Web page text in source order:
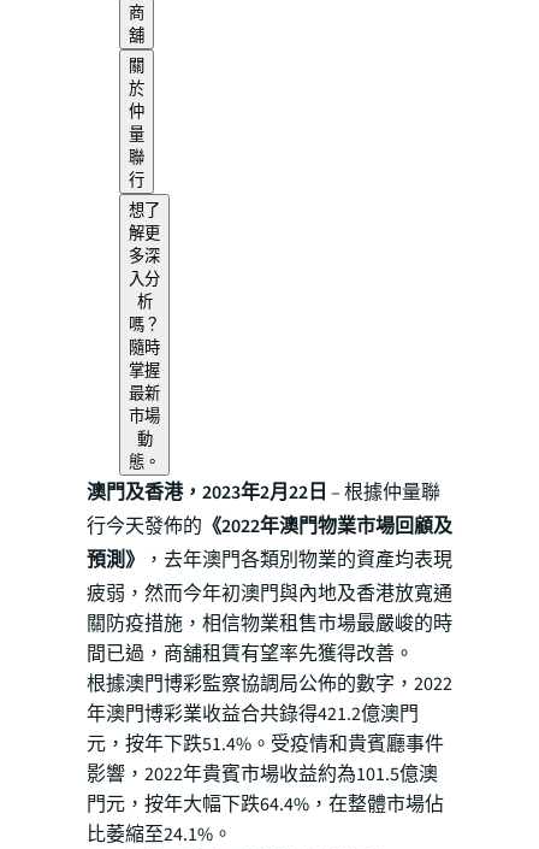
商
舖
關
於
仲
量
聯
行
想了
解更
多深
入分
析
嗎？
隨時
掌握
最新
市場
動
態。
澳門及香港，2023年2月22日 –根據仲量聯
行今天發佈的 《2022年澳門物業市場回顧及
預測》
，去年澳門各類別物業的資產均表現
疲弱，然而今年初澳門與內地及香港放寬通
關防疫措施，相信物業租售市場最嚴峻的時
間已過，商舖租賃有望率先獲得改善。
根據澳門博彩監察協調局公佈的數字，2022
年澳門博彩業收益合共錄得421.2億澳門
元，按年下跌51.4%。受疫情和貴賓廳事件
影響，2022年貴賓市場收益約為101.5億澳
門元，按年大幅下跌64.4%，在整體市場佔
比萎縮至24.1%。